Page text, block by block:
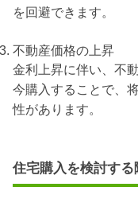
を回避できます。
不動産価格の上昇
金利上昇に伴い、不
今購入することで、
性があります。
住宅購入を検討する